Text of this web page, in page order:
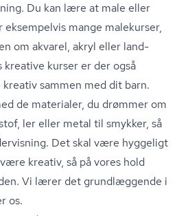
Du kan lære at male eller
mange malekurser,
om akvarel, akryl eller land­
kreative kurser er der også
sammen med dit barn.
de materialer, du drømmer om
ler eller metal til smykker, så
Det skal være hyggeligt
kreativ, så på vores hold
Vi lærer det grundlæggende i
os.